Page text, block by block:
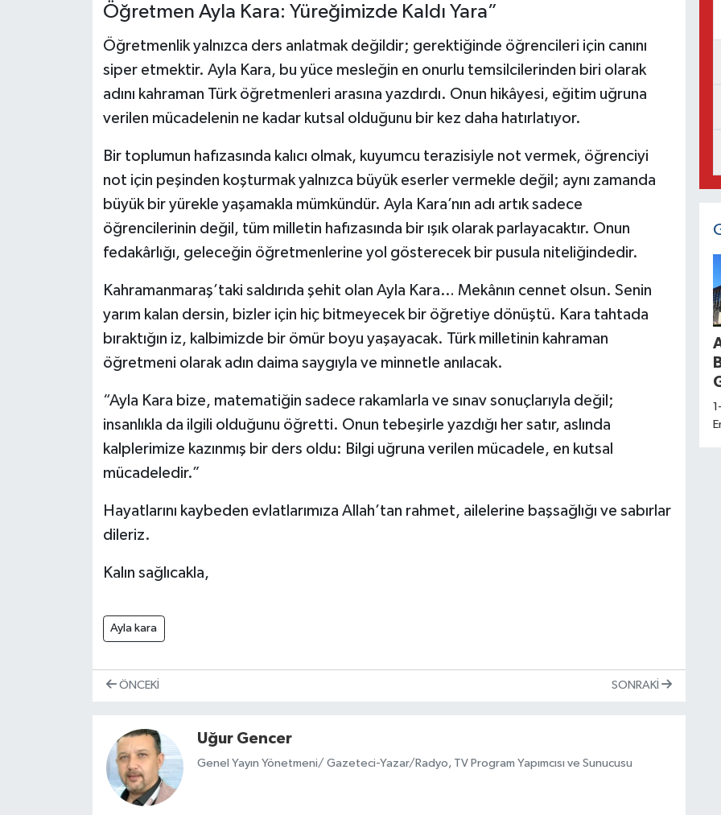
Öğretmen Ayla Kara: Yüreğimizde Kaldı Yara”
Öğretmenlik yalnızca ders anlatmak değildir; gerektiğinde öğrencileri için canını
siper etmektir. Ayla Kara, bu yüce mesleğin en onurlu temsilcilerinden biri olarak
adını kahraman Türk öğretmenleri arasına yazdırdı. Onun hikâyesi, eğitim uğruna
verilen mücadelenin ne kadar kutsal olduğunu bir kez daha hatırlatıyor.
Bir toplumun hafızasında kalıcı olmak, kuyumcu terazisiyle not vermek, öğrenciyi
not için peşinden koşturmak yalnızca büyük eserler vermekle değil; aynı zamanda
büyük bir yürekle yaşamakla mümkündür. Ayla Kara’nın adı artık sadece
öğrencilerinin değil, tüm milletin hafızasında bir ışık olarak parlayacaktır. Onun
fedakârlığı, geleceğin öğretmenlerine yol gösterecek bir pusula niteliğindedir.
Kahramanmaraş’taki saldırıda şehit olan Ayla Kara… Mekânın cennet olsun. Senin
yarım kalan dersin, bizler için hiç bitmeyecek bir öğretiye dönüştü. Kara tahtada
bıraktığın iz, kalbimizde bir ömür boyu yaşayacak. Türk milletinin kahraman
öğretmeni olarak adın daima saygıyla ve minnetle anılacak.
“Ayla Kara bize, matematiğin sadece rakamlarla ve sınav sonuçlarıyla değil;
insanlıkla da ilgili olduğunu öğretti. Onun tebeşirle yazdığı her satır, aslında
kalplerimize kazınmış bir ders oldu: Bilgi uğruna verilen mücadele, en kutsal
mücadeledir.”
Hayatlarını kaybeden evlatlarımıza Allah’tan rahmet, ailelerine başsağlığı ve sabırlar
dileriz.
Kalın sağlıcakla,
Ayla kara
ÖNCEKI SONRAKI
Uğur Gencer
Genel Yayın Yönetmeni/ Gazeteci-Yazar/Radyo, TV Program Yapımcısı ve Sunucusu